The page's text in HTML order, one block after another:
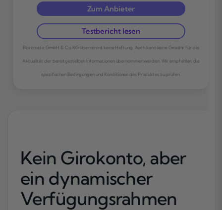
Zum Anbieter
Testbericht lesen
Buzzmatic GmbH & Co. KG übernimmt keine Haftung. Auch kann keine Gewähr für die
Aktualität der bereitgestellten Informationen übernommen werden. Wir empfehlen, die
spezifischen Bedingungen und Konditionen des Produktes zu prüfen.
Kein Girokonto, aber
ein dynamischer
Verfügungsrahmen